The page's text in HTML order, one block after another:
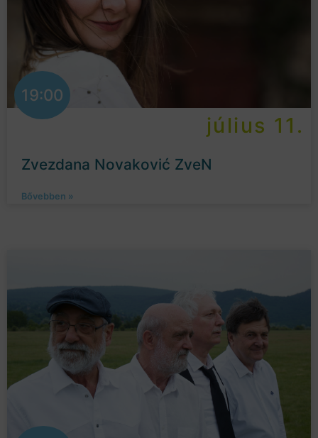
19:00
július 11.
Zvezdana Novaković ZveN
Bővebben »